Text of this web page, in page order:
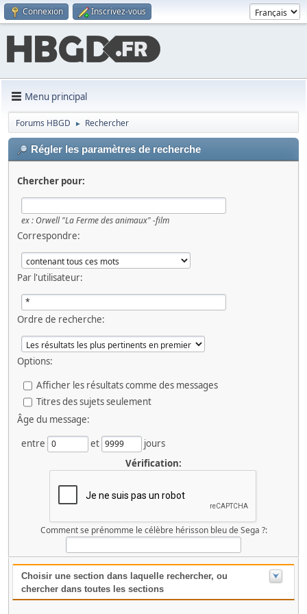
Connexion Inscrivez-vous
Menu principal
Forums HBGD ► Rechercher
Régler les paramètres de recherche
Chercher pour:
ex : Orwell "La Ferme des animaux" -film
Correspondre:
Par l'utilisateur:
Ordre de recherche:
Options:
Afficher les résultats comme des messages
Titres des sujets seulement
Âge du message:
entre
et
jours
Vérification:
Comment se prénomme le célèbre hérisson bleu de Sega ?:
Choisir une section dans laquelle rechercher, ou
chercher dans toutes les sections